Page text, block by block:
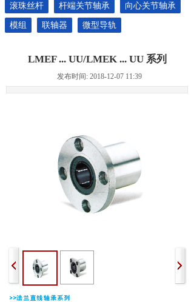
滚珠丝杆
杆端关节轴承
向心关节轴承
模组
联轴器 微型导轨
LMEF ... UU/LMEK ... UU 系列
发布时间: 2018-12-07 11:39